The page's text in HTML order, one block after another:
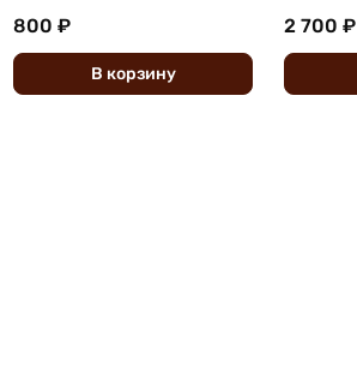
800 ₽
В корзину
2 700 ₽